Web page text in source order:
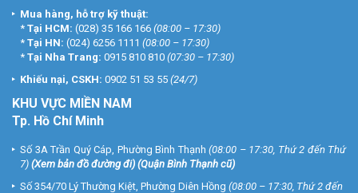
Mua hàng, hỗ trợ kỹ thuật:
* Tại HCM: (028) 35 166 166 (08:00 – 17:30)
* Tại HN: (024) 6256 1111 (08:00 – 17:30)
* Tại Nha Trang: 0915 810 810 (07:30 – 17:30)
Khiếu nại, CSKH: 0902 51 53 55 (24/7)
KHU VỰC MIỀN NAM
Tp. Hồ Chí Minh
Số 3A Trần Quý Cáp, Phường Bình Thạnh (08:00 – 17:30, Thứ 2 đến Thứ
7) (Xem bản đồ đường đi) (Quận Bình Thạnh cũ)
Số 354/70 Lý Thường Kiệt, Phường Diên Hồng (08:00 – 17:30, Thứ 2 đến